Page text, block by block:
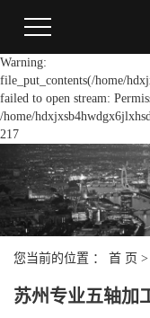
Warning:
file_put_contents(/home/
failed to open stream:
/home/
217
您当前的位置 ： 首 页 >
苏州专业五轴加